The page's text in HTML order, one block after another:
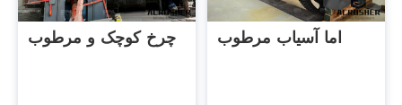
چرخ کوچک و مرطوب اما آسیاب مرطوب